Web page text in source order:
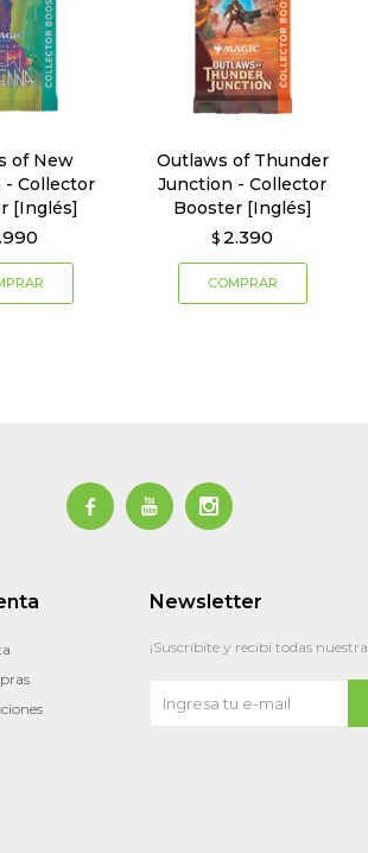
of New
- Collector
[Inglés]
Outlaws of Thunder
Junction - Collector
Booster [Inglés]
$ 2.390
  
Newsletter
¡Suscribite y recibí todas